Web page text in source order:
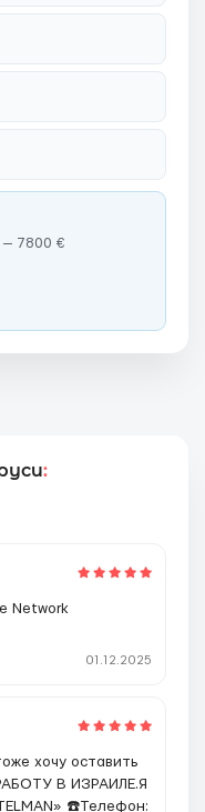
— 7800 €
:
Network
01.12.2025
хочу оставить
В ИЗРАИЛЕ.Я
☎️Телефон: